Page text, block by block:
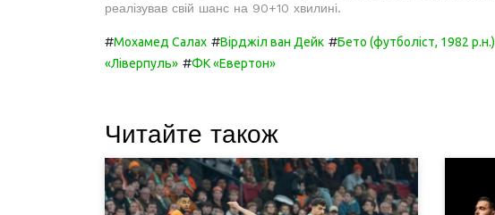
реалізував свій шанс на 90+10 хвилині.
#Мохамед Салах #Вірджіл ван Дейк #Бето (футболіст, 1982 р.н.)
«Ліверпуль» #ФК «Евертон»
Читайте також